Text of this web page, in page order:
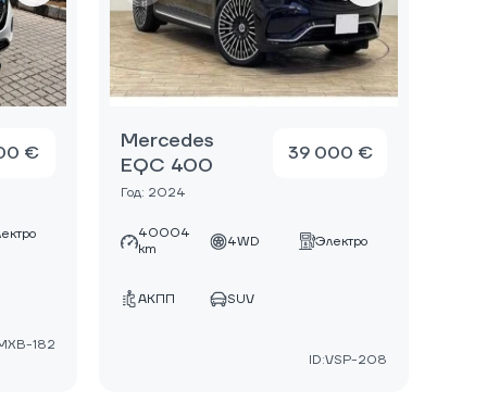
€
182
Mercedes
EQC 400
Год: 2024
39 000 €
40004
km
4WD Электро
АКПП SUV
ID:VSP-208